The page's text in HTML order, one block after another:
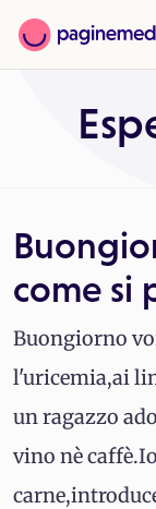
come si
Buongiorno
l'uricemia,ai
un ragazzo
vino nè